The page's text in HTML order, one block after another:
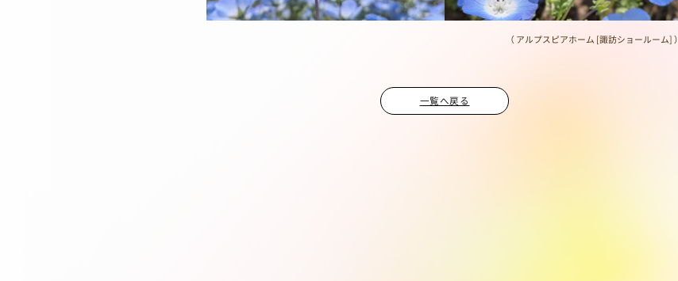
（ アルプスピアホーム [諏訪ショールーム] ）
一覧へ戻る